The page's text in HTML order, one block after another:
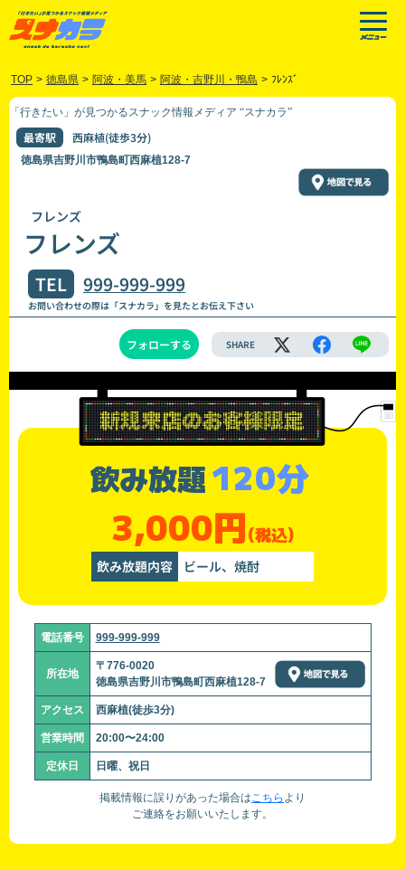
TOP > 徳島県 > 阿波・美馬 > 阿波・吉野川・鴨島 > ﾌﾚﾝｽﾞ
「行きたい」が見つかるスナック情報メディア “スナカラ”
最寄駅 西麻植(徒歩3分)
徳島県吉野川市鴨島町西麻植128-7
フレンズ
フレンズ
TEL 999-999-999
お問い合わせの際は「スナカラ」を見たとお伝え下さい
フォローする SHARE
飲み放題120分
3,000円(税込)
飲み放題内容 ビール、焼酎
電話番号 999-999-999
所在地
〒776-0020
徳島県吉野川市鴨島町西麻植128-7
アクセス 西麻植(徒歩3分)
営業時間 20:00〜24:00
定休日 日曜、祝日
掲載情報に誤りがあった場合はこちら より
ご連絡をお願いいたします。